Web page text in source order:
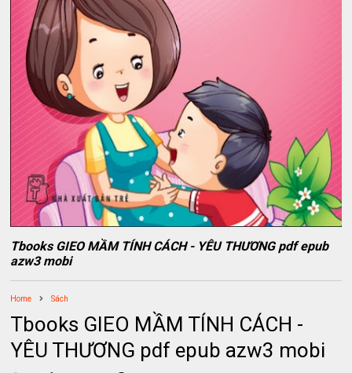
Tbooks GIEO MẦM TÍNH CÁCH - YÊU THƯƠNG pdf epub
azw3 mobi
Home Sách
Tbooks GIEO MẦM TÍNH CÁCH -
YÊU THƯƠNG pdf epub azw3 mobi